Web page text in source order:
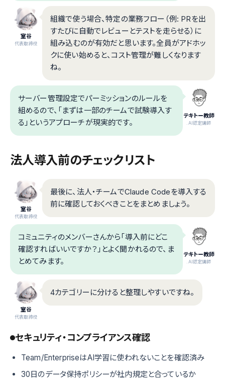
室谷
代表取締役
組織で使う場合、特定の業務フロー（例: PRを出
すたびに自動でレビューとテストを走らせる）に
組み込むのが有効だと思います。全員がアドホッ
クに使い始めると、コスト管理が難しくなります
ね。
テキトー教師
.AI認定講師
サーバー管理設定でパーミッションのルールを
組めるので、「まずは一部のチームで試験導入す
る」というアプローチが現実的です。
法人導入前のチェックリスト
室谷
代表取締役
最後に、法人・チームでClaude Codeを導入する
前に確認しておくべきことをまとめましょう。
テキトー教師
.AI認定講師
コミュニティのメンバーさんから「導入前にどこ
確認すればいいですか？」とよく聞かれるので、ま
とめてみます。
室谷
代表取締役
4カテゴリーに分けると整理しやすいですね。
セキュリティ・コンプライアンス確認
Team/EnterpriseはAI学習に使われないことを確認済み
30日のデータ保持ポリシーが社内規定と合っているか